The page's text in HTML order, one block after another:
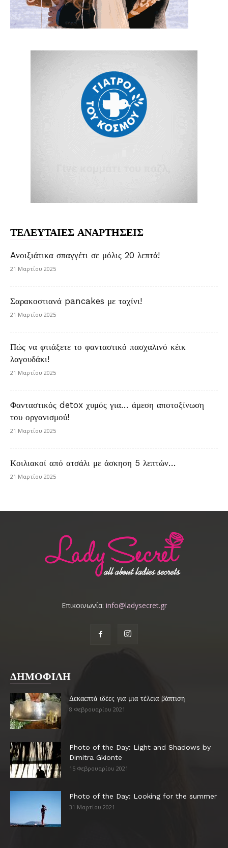
ΤΕΛΕΥΤΑΙΕΣ ΑΝΑΡΤΗΣΕΙΣ
Aνοιξιάτικα σπαγγέτι σε μόλις 20 λεπτά!
21 Μαρτίου 2025
Σαρακοστιανά pancakes με ταχίνι!
21 Μαρτίου 2025
Πώς να φτιάξετε το φανταστικό πασχαλινό κέικ
λαγουδάκι!
21 Μαρτίου 2025
Φανταστικός detox χυμός για… άμεση αποτοξίνωση
του οργανισμού!
21 Μαρτίου 2025
Κοιλιακοί από ατσάλι με άσκηση 5 λεπτών…
21 Μαρτίου 2025
Επικοινωνία: info@ladysecret.gr
ΔΗΜΟΦΙΛΗ
Δεκαεπτά ιδέες για μια τέλεια βάπτιση
8 Φεβρουαρίου 2021
Photo of the Day: Light and Shadows by
Dimitra Gkionte
15 Φεβρουαρίου 2021
Photo of the Day: Looking for the summer
31 Μαρτίου 2021